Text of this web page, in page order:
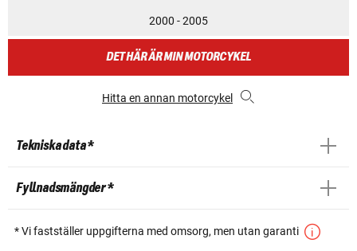
2000 - 2005
DET HÄR ÄR MIN MOTORCYKEL
Hitta en annan motorcykel
Tekniska data *
Fyllnadsmängder *
* Vi fastställer uppgifterna med omsorg, men utan garanti